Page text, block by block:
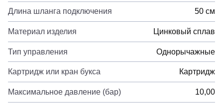
Длина шланга подключения 50 см
Материал изделия Цинковый сплав
Тип управления Однорычажные
Картридж или кран букса Картридж
Максимальное давление (бар) 10,00